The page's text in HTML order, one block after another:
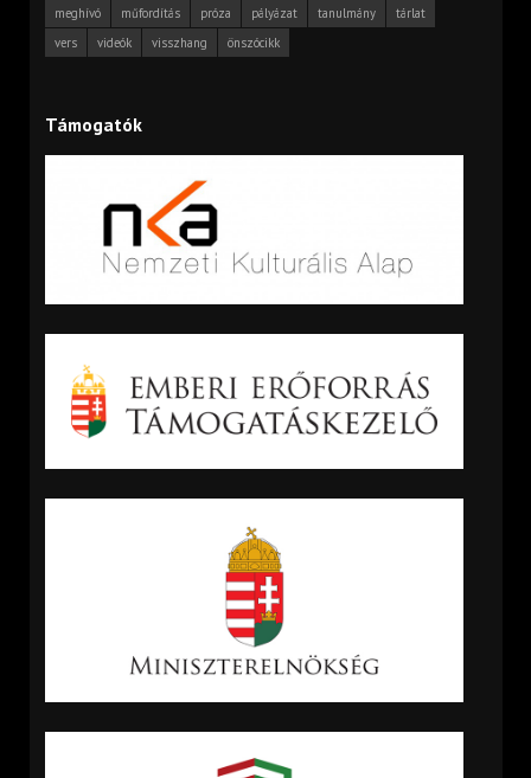
meghívó
műfordítás próza pályázat tanulmány
tárlat
vers
videók visszhang önszócikk
Támogatók